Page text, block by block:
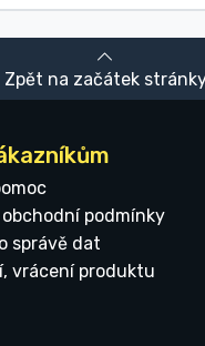
Zpět na začátek
podmínky
správě dat
vrácení produktu